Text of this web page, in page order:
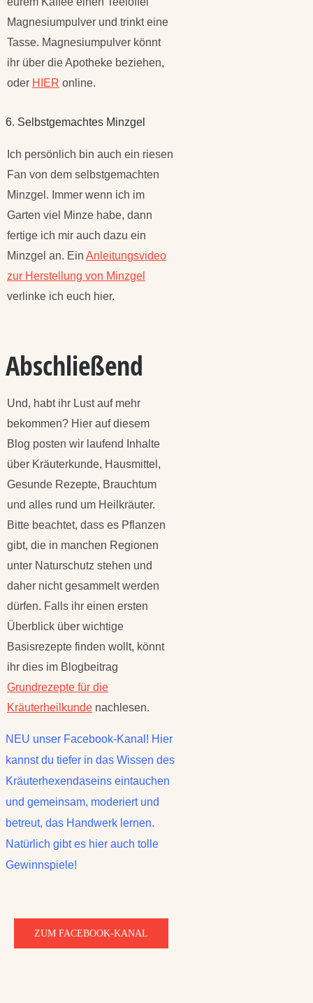
Magnesiumpulver und trinkt eine
Tasse. Magnesiumpulver könnt
ihr über die Apotheke beziehen,
oder HIER online.
6. Selbstgemachtes Minzgel
Ich persönlich bin auch ein riesen
Fan von dem selbstgemachten
Minzgel. Immer wenn ich im
Garten viel Minze habe, dann
fertige ich mir auch dazu ein
Minzgel an. Ein Anleitungsvideo
zur Herstellung von Minzgel
verlinke ich euch hier.
Abschließend
Und, habt ihr Lust auf mehr
bekommen? Hier auf diesem
Blog posten wir laufend Inhalte
über Kräuterkunde, Hausmittel,
Gesunde Rezepte, Brauchtum
und alles rund um Heilkräuter.
Bitte beachtet, dass es Pflanzen
gibt, die in manchen Regionen
unter Naturschutz stehen und
daher nicht gesammelt werden
dürfen. Falls ihr einen ersten
Überblick über wichtige
Basisrezepte finden wollt, könnt
ihr dies im Blogbeitrag
Grundrezepte für die
Kräuterheilkunde nachlesen.
NEU unser Facebook-Kanal! Hier
kannst du tiefer in das Wissen des
Kräuterhexendaseins eintauchen
und gemeinsam, moderiert und
betreut, das Handwerk lernen.
Natürlich gibt es hier auch tolle
Gewinnspiele!
ZUM FACEBOOK-KANAL